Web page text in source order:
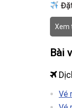
Xem
Bài
Vé